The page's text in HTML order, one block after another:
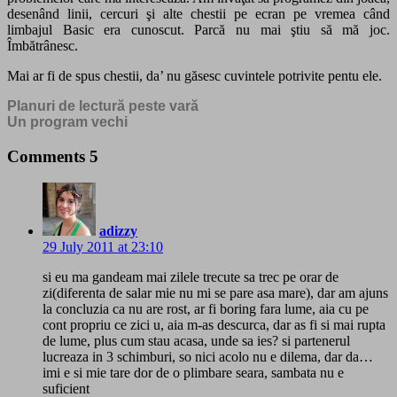
desenând linii, cercuri şi alte chestii pe ecran pe vremea când
limbajul Basic era cunoscut. Parcă nu mai ştiu să mă joc.
Îmbătrânesc.
Mai ar fi de spus chestii, da’ nu găsesc cuvintele potrivite pentu ele.
Planuri de lectură peste vară
Un program vechi
Comments 5
adizzy
29 July 2011 at 23:10
si eu ma gandeam mai zilele trecute sa trec pe orar de
zi(diferenta de salar mie nu mi se pare asa mare), dar am ajuns
la concluzia ca nu are rost, ar fi boring fara lume, aia cu pe
cont propriu ce zici u, aia m-as descurca, dar as fi si mai rupta
de lume, plus cum stau acasa, unde sa ies? si partenerul
lucreaza in 3 schimburi, so nici acolo nu e dilema, dar da…
imi e si mie tare dor de o plimbare seara, sambata nu e
suficient